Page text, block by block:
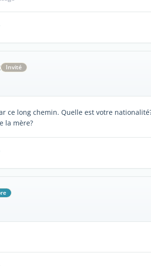
Invité
ce long chemin. Quelle est votre
la mère?